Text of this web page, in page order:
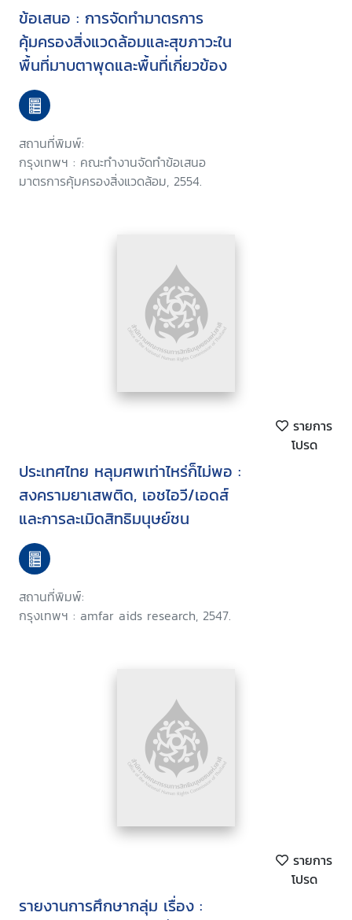
ข้อเสนอ : การจัดทำมาตรการ
คุ้มครองสิ่งแวดล้อมและสุขภาวะใน
พื้นที่มาบตาพุดและพื้นที่เกี่ยวข้อง
สถานที่พิมพ์:
กรุงเทพฯ : คณะทำงานจัดทำข้อเสนอ
มาตรการคุ้มครองสิ่งแวดล้อม, 2554.
รายการ
โปรด
ประเทศไทย หลุมศพเท่าไหร่ก็ไม่พอ :
สงครามยาเสพติด, เอชไอวี/เอดส์
และการละเมิดสิทธิมนุษย์ชน
สถานที่พิมพ์:
กรุงเทพฯ : amfar aids research, 2547.
รายการ
โปรด
รายงานการศึกษากลุ่ม เรื่อง :